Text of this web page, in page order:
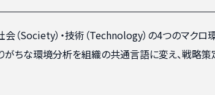
会（Society）・技術（Technology）の4つのマクロ
がちな環境分析を組織の共通言語に変え、戦略策